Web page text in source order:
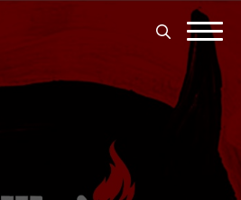
Search
for: